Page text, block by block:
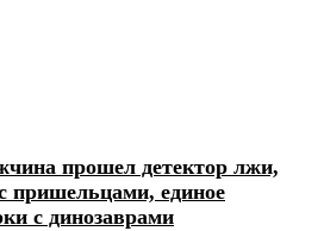
прошел детектор лжи,
пришельцами, единое
с динозаврами